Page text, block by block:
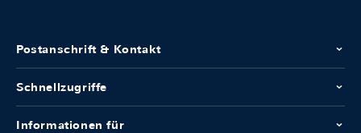
Postanschrift & Kontakt
Schnellzugriffe
Informationen für